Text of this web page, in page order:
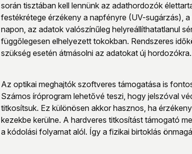
során tisztában kell lennünk az adathordozók
festékrétege érzékeny a napfényre (UV-sugárzás),
napon, az adatok valószínűleg helyreállíthatatlanul
függőlegesen elhelyezett tokokban. Rendszeres
szükség esetén átmásolni az adatokat új hordozókra.
Az optikai meghajtók szoftveres támogatása is
Számos íróprogram lehetővé teszi, hogy jelszóval
titkosítsuk. Ez különösen akkor hasznos, ha
kezekbe kerülne. A hardveres titkosítást támogató
a kódolási folyamat alól. Így a fizikai birtoklás